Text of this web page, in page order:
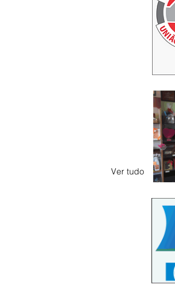
Ver tudo